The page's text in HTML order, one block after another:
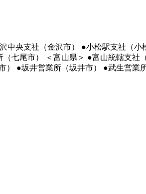
央支社（金沢市） ●小松駅支社（
七尾市） ＜富山県＞ ●富山統轄支
●坂井営業所（坂井市） ●武生営